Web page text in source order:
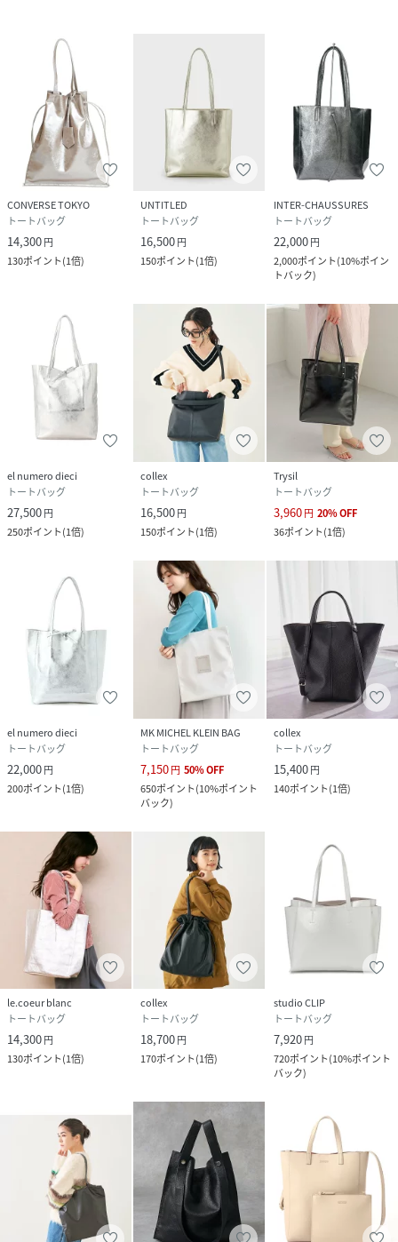
CONVERSE TOKYO
トートバッグ
14,300円
130ポイント(1倍)
UNTITLED
トートバッグ
16,500円
150ポイント(1倍)
INTER-CHAUSSURES
トートバッグ
22,000円
2,000ポイント(10%ポイン
トバック)
el numero dieci
トートバッグ
27,500円
250ポイント(1倍)
collex
トートバッグ
16,500円
150ポイント(1倍)
Trysil
トートバッグ
3,960円 20%OFF
36ポイント(1倍)
el numero dieci
トートバッグ
22,000円
200ポイント(1倍)
MK MICHEL KLEIN BAG
トートバッグ
7,150円 50%OFF
650ポイント(10%ポイント
バック)
collex
トートバッグ
15,400円
140ポイント(1倍)
le.coeur blanc
トートバッグ
14,300円
130ポイント(1倍)
collex
トートバッグ
18,700円
170ポイント(1倍)
studio CLIP
トートバッグ
7,920円
720ポイント(10%ポイント
バック)